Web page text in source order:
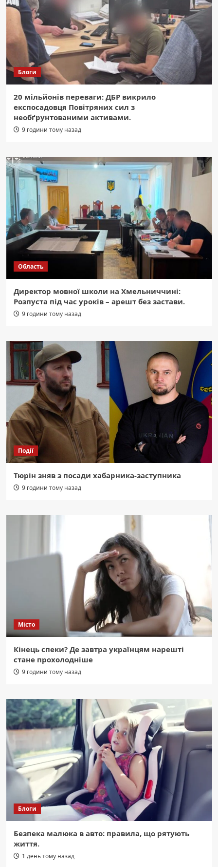
Блоги
20 мільйонів переваги: ДБР викрило
експосадовця Повітряних сил з
необґрунтованими активами.
9 години тому назад
Область
Директор мовної школи на Хмельниччині:
Розпуста під час уроків – арешт без застави.
9 години тому назад
Події
Тюрін зняв з посади хабарника-заступника
9 години тому назад
Місто
Кінець спеки? Де завтра українцям нарешті
стане прохолодніше
9 години тому назад
Блоги
Безпека малюка в авто: правила, що рятують
життя.
1 день тому назад